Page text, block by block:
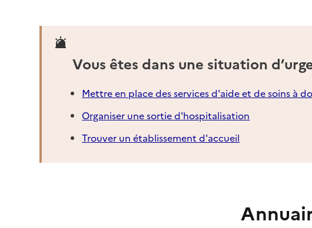
Vous êtes dans une situation
Mettre en place des services d'aide et de soins à
Organiser une sortie d'hospitalisation
Trouver un établissement d'accueil